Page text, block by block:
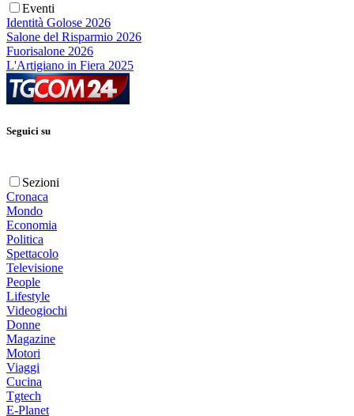
Eventi
Identità Golose 2026
Salone del Risparmio 2026
Fuorisalone 2026
L'Artigiano in Fiera 2025
Seguici su
Sezioni
Cronaca
Mondo
Economia
Politica
Spettacolo
Televisione
People
Lifestyle
Videogiochi
Donne
Magazine
Motori
Viaggi
Cucina
Tgtech
E-Planet